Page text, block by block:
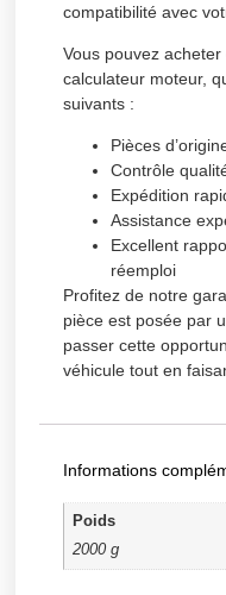
compatibilité avec
Vous pouvez
calculateur moteur,
suivants :
Pièces
Contrôle
Expédition
Assistance
Excellent
réemploi
Profitez de notre
pièce est posée par
passer cette
véhicule tout en
Informations
Poids
2000 g